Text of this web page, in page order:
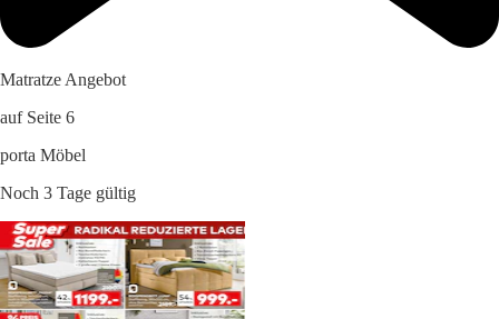
Matratze Angebot
auf Seite 6
porta Möbel
Noch 3 Tage gültig